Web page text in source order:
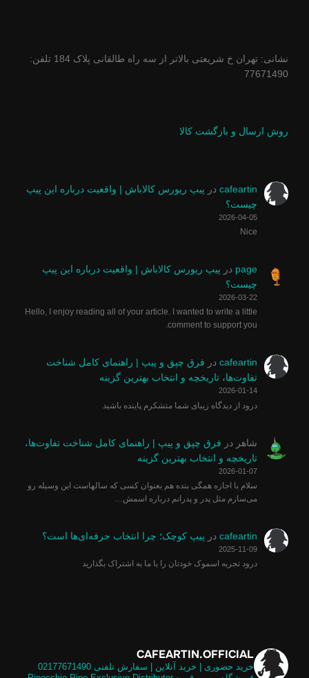
نشانی: تهران خ شریعتی بالاتر از سه راه طالقانی پلاک 184 تلفن:
77671490
روش ارسال و بازگشت کالا
cafeartin در پیپ ریورس کالاباش | واقعیت درباره این پیپ
چیست؟
2026-04-05
Nice
page در پیپ ریورس کالاباش | واقعیت درباره این پیپ
چیست؟
2026-03-22
Hello, I enjoy reading all of your article. I wanted to write a little
comment to support you.
cafeartin در فرق چپق و پیپ | راهنمای کامل شناخت
تفاوت‌ها، تاریخچه و انتخاب بهترین گزینه
2026-01-14
درود از دیدگاه زیبای شما متشکرم پاینده باشید
شاهر در فرق چپق و پیپ | راهنمای کامل شناخت تفاوت‌ها،
تاریخچه و انتخاب بهترین گزینه
2026-01-07
سلام با اجازه همگی بنده هم بعنوان کسی که سالهاست این وسیله رو
می‌سازم مثل پدر و پدرانم درباره اسمش…
cafeartin در پیپ کوچک؛ چرا انتخاب حرفه‌ای‌ها است؟
2025-11-09
درود تجربه اسموک خودتان را با ما به اشتراک بگذارید
CAFEARTIN.OFFICIAL
خرید حضوری | خرید آنلاین | سفارش تلفنی